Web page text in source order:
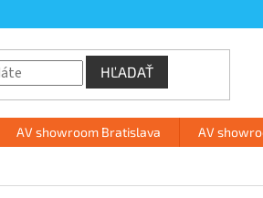
HĽADAŤ
AV showroom Bratislava AV